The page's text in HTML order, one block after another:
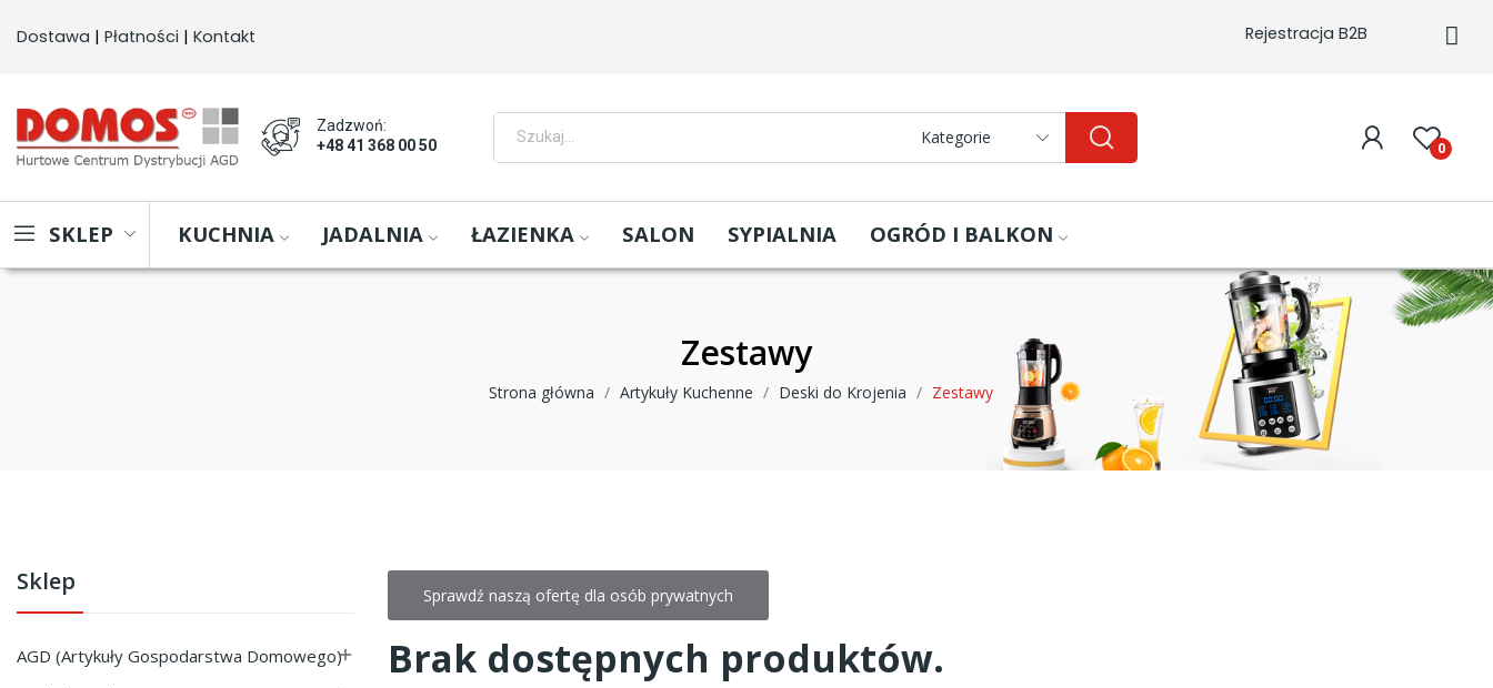
Dostawa | Płatności | Kontakt Rejestracja B2B
Zadzwoń:
+48 41 368 00 50
Kategorie 0
SKLEP KUCHNIA JADALNIA ŁAZIENKA SALON SYPIALNIA OGRÓD I BALKON
Zestawy
Strona główna Artykuły Kuchenne Deski do Krojenia Zestawy
Sklep
AGD (Artykuły Gospodarstwa Domowego)
Sprawdź naszą ofertę dla osób prywatnych
Brak dostępnych produktów.